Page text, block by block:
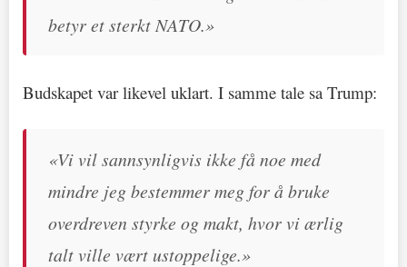
betyr et sterkt NATO.»
Budskapet var likevel uklart. I samme tale sa Trump:
«Vi vil sannsynligvis ikke få noe med
mindre jeg bestemmer meg for å bruke
overdreven styrke og makt, hvor vi ærlig
talt ville vært ustoppelige.»